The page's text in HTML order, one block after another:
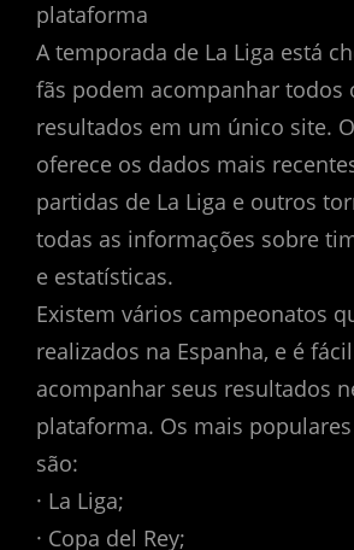
plataforma
A temporada de La Liga está
fãs podem acompanhar todos
resultados em um único site.
oferece os dados mais
partidas de La Liga e outros
todas as informações sobre
e estatísticas.
Existem vários campeonatos
realizados na Espanha, e é
acompanhar seus resultados
plataforma. Os mais
são:
· La Liga;
· Copa del Rey;